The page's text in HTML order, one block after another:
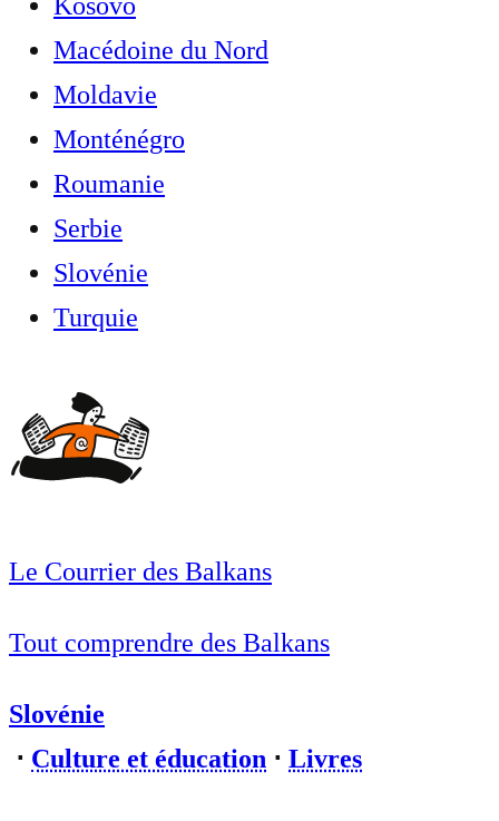
Macédoine du Nord
Moldavie
Monténégro
Roumanie
Serbie
Slovénie
Turquie
Le Courrier des Balkans
Tout comprendre des Balkans
Slovénie
⋅ Culture et éducation ⋅ Livres